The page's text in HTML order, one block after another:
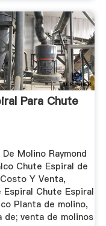
Para Chute
Molino Raymond
Chute Espiral de
Y Venta,
Espiral Chute Espiral
Planta de molino,
de; venta de molinos